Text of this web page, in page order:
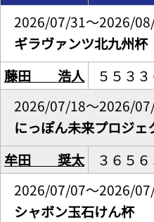
2026/07/31～2026/
ギラヴァンツ北九州杯
藤田 浩人
５５３
2026/07/18～2026/
にっぽん未来プロジ
牟田 奨太
３６５６
2026/07/07～2026/
シャボン玉石けん杯